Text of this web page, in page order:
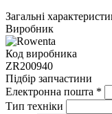
Загальні
Виробник
Код виробника
ZR200940
Підбір запчастини
Електронна пошта *
Тип техніки